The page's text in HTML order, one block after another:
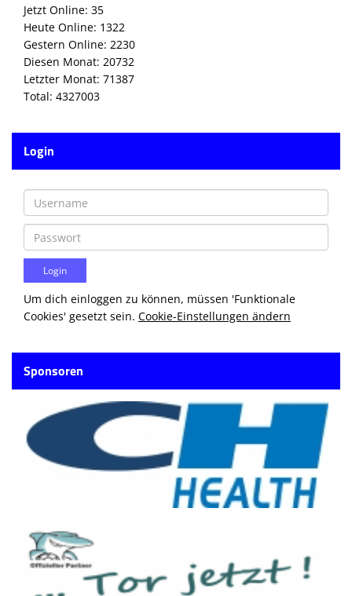
Jetzt Online: 35
Heute Online: 1322
Gestern Online: 2230
Diesen Monat: 20732
Letzter Monat: 71387
Total: 4327003
Login
Um dich einloggen zu können, müssen 'Funktionale
Cookies' gesetzt sein. Cookie-Einstellungen ändern
Sponsoren